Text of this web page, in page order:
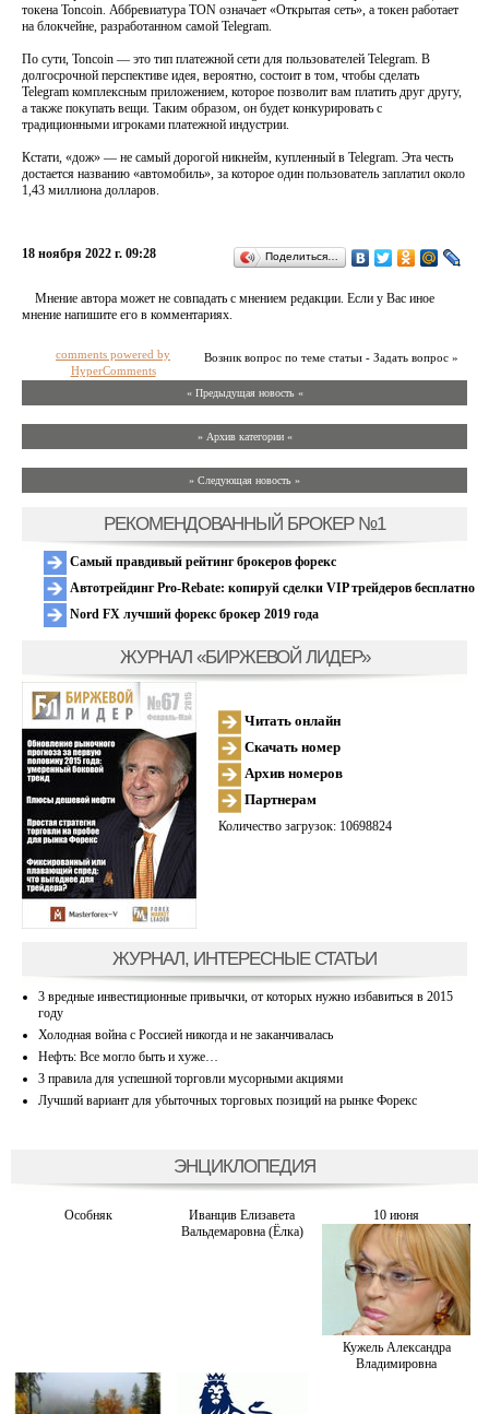
токена Toncoin. Аббревиатура TON означает «Открытая сеть», а токен работает
на блокчейне, разработанном самой Telegram.
По сути, Toncoin — это тип платежной сети для пользователей Telegram. В
долгосрочной перспективе идея, вероятно, состоит в том, чтобы сделать
Telegram комплексным приложением, которое позволит вам платить друг другу,
а также покупать вещи. Таким образом, он будет конкурировать с
традиционными игроками платежной индустрии.
Кстати, «дож» — не самый дорогой никнейм, купленный в Telegram. Эта честь
достается названию «автомобиль», за которое один пользователь заплатил около
1,43 миллиона долларов.
18 ноября 2022 г. 09:28 Поделиться…
Мнение автора может не совпадать с мнением редакции. Если у Вас иное
мнение напишите его в комментариях.
Возник вопрос по теме статьи - Задать вопрос »
comments powered by
HyperComments
« Предыдущая новость «
» Архив категории «
» Следующая новость »
РЕКОМЕНДОВАННЫЙ БРОКЕР №1
Самый правдивый рейтинг брокеров форекс
Автотрейдинг Pro-Rebate: копируй сделки VIP трейдеров бесплатно
Nord FX лучший форекс брокер 2019 года
ЖУРНАЛ «БИРЖЕВОЙ ЛИДЕР»
Читать онлайн
Скачать номер
Архив номеров
Партнерам
Количество загрузок: 10698824
ЖУРНАЛ, ИНТЕРЕСНЫЕ СТАТЬИ
3 вредные инвестиционные привычки, от которых нужно избавиться в 2015
году
Холодная война с Россией никогда и не заканчивалась
Нефть: Все могло быть и хуже…
3 правила для успешной торговли мусорными акциями
Лучший вариант для убыточных торговых позиций на рынке Форекс
ЭНЦИКЛОПЕДИЯ
Особняк
Иванцив Елизавета
Вальдемаровна (Ёлка)
10 июня
Кужель Александра
Владимировна